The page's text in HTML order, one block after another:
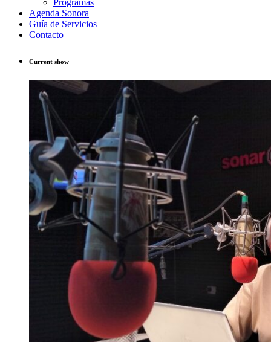
Programas
Agenda Sonora
Guía de Servicios
Contacto
Current show